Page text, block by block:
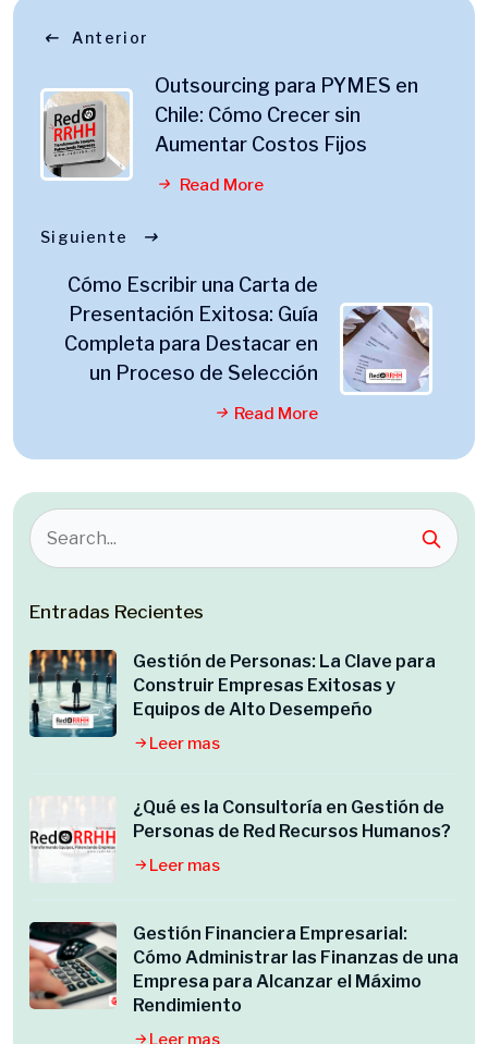
Anterior
Outsourcing para PYMES en
Chile: Cómo Crecer sin
Aumentar Costos Fijos
Read More
Siguiente
Cómo Escribir una Carta de
Presentación Exitosa: Guía
Completa para Destacar en
un Proceso de Selección
Read More
Entradas Recientes
Gestión de Personas: La Clave para
Construir Empresas Exitosas y
Equipos de Alto Desempeño
Leer mas
¿Qué es la Consultoría en Gestión de
Personas de Red Recursos Humanos?
Leer mas
Gestión Financiera Empresarial:
Cómo Administrar las Finanzas de una
Empresa para Alcanzar el Máximo
Rendimiento
Leer mas